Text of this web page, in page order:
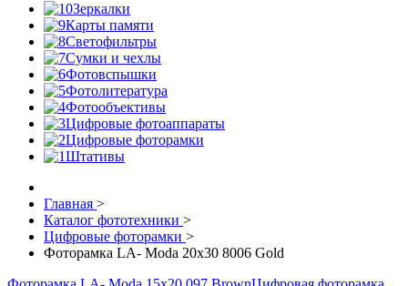
Зеркалки
Карты памяти
Светофильтры
Сумки и чехлы
Фотовспышки
Фотолитература
Фотообъективы
Цифровые фотоаппараты
Цифровые фоторамки
Штативы
Главная >
Каталог фототехники >
Цифровые фоторамки >
Фоторамка LA- Moda 20x30 8006 Gold